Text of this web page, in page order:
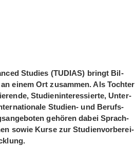
Stu­dies (TUDIAS) bringt Bil­
einem Ort zusam­men. Als Toch­ter
Stu­di­en­in­ter­es­sierte, Unter­
Stu­dien- und Berufs­
gehö­ren dabei Sprach­
sowie Kurse zur Stu­di­en­vor­be­rei­